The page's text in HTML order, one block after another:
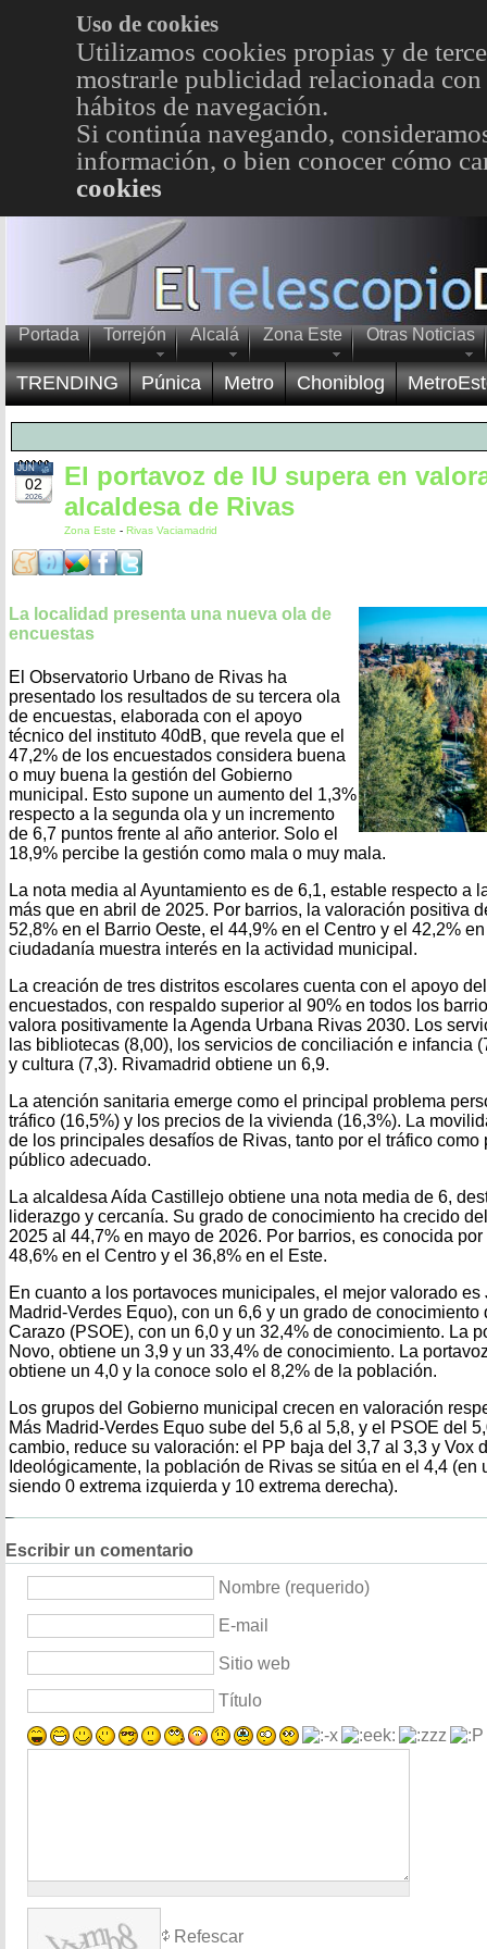
Uso de cookies
Utilizamos cookies propias y de
mostrarle publicidad relacionada
hábitos de navegación.
Si continúa navegando,
información, o bien conocer cómo
cookies
Portada Torrejón Alcalá Zona Este Otras Noticias
TRENDING Púnica Metro Choniblog
02
JUN
2026
El portavoz de IU supera en
alcaldesa de Rivas
Zona Este - Rivas Vaciamadrid
La localidad presenta una nueva ola de
encuestas
El Observatorio Urbano de Rivas ha
presentado los resultados de su tercera ola
de encuestas, elaborada con el apoyo
técnico del instituto 40dB, que revela que el
47,2% de los encuestados considera buena
o muy buena la gestión del Gobierno
municipal. Esto supone un aumento del 1,3%
respecto a la segunda ola y un incremento
de 6,7 puntos frente al año anterior. Solo el
18,9% percibe la gestión como mala o muy mala.
La nota media al Ayuntamiento es de 6,1, estable respecto a
más que en abril de 2025. Por barrios, la valoración positiva
52,8% en el Barrio Oeste, el 44,9% en el Centro y el 42,2%
ciudadanía muestra interés en la actividad municipal.
La creación de tres distritos escolares cuenta con el apoyo
encuestados, con respaldo superior al 90% en todos los
valora positivamente la Agenda Urbana Rivas 2030. Los
las bibliotecas (8,00), los servicios de conciliación e infancia
y cultura (7,3). Rivamadrid obtiene un 6,9.
La atención sanitaria emerge como el principal problema
tráfico (16,5%) y los precios de la vivienda (16,3%). La
de los principales desafíos de Rivas, tanto por el tráfico como
público adecuado.
La alcaldesa Aída Castillejo obtiene una nota media de 6,
liderazgo y cercanía. Su grado de conocimiento ha crecido
2025 al 44,7% en mayo de 2026. Por barrios, es conocida
48,6% en el Centro y el 36,8% en el Este.
En cuanto a los portavoces municipales, el mejor valorado es
Madrid-Verdes Equo), con un 6,6 y un grado de
Carazo (PSOE), con un 6,0 y un 32,4% de conocimiento. La
Novo, obtiene un 3,9 y un 33,4% de conocimiento. La
obtiene un 4,0 y la conoce solo el 8,2% de la población.
Los grupos del Gobierno municipal crecen en valoración
Más Madrid-Verdes Equo sube del 5,6 al 5,8, y el PSOE del
cambio, reduce su valoración: el PP baja del 3,7 al 3,3 y Vox
Ideológicamente, la población de Rivas se sitúa en el 4,4 (en
siendo 0 extrema izquierda y 10 extrema derecha).
Escribir un comentario
Nombre (requerido)
E-mail
Sitio web
Título
Refescar